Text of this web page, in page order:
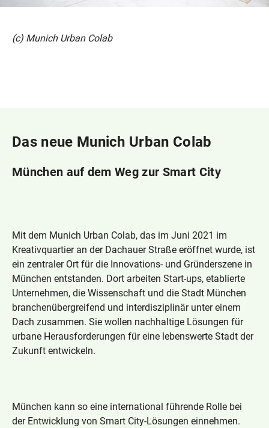
(c) Munich Urban Colab
Das neue Munich Urban Colab
München auf dem Weg zur Smart City
Mit dem Munich Urban Colab, das im Juni 2021 im
Kreativquartier an der Dachauer Straße eröffnet wurde, ist
ein zentraler Ort für die Innovations- und Gründerszene in
München entstanden. Dort arbeiten Start-ups, etablierte
Unternehmen, die Wissenschaft und die Stadt München
branchenübergreifend und interdisziplinär unter einem
Dach zusammen. Sie wollen nachhaltige Lösungen für
urbane Herausforderungen für eine lebenswerte Stadt der
Zukunft entwickeln.
München kann so eine international führende Rolle bei
der Entwicklung von Smart City-Lösungen einnehmen.